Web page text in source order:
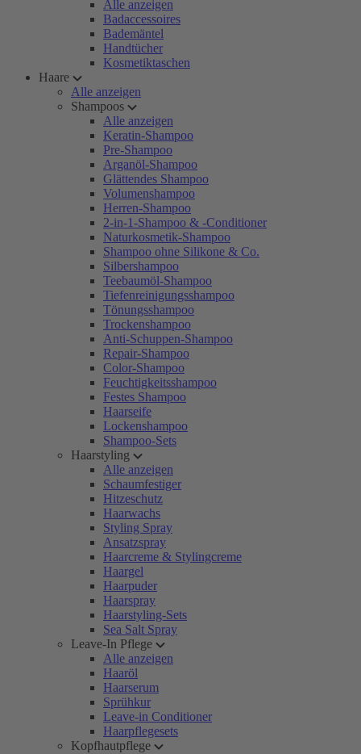
Alle anzeigen
Badaccessoires
Bademäntel
Handtücher
Kosmetiktaschen
Haare
Alle anzeigen
Shampoos
Alle anzeigen
Keratin-Shampoo
Pre-Shampoo
Arganöl-Shampoo
Glättendes Shampoo
Volumenshampoo
Herren-Shampoo
2-in-1-Shampoo & -Conditioner
Naturkosmetik-Shampoo
Shampoo ohne Silikone & Co.
Silbershampoo
Teebaumöl-Shampoo
Tiefenreinigungsshampoo
Tönungsshampoo
Trockenshampoo
Anti-Schuppen-Shampoo
Repair-Shampoo
Color-Shampoo
Feuchtigkeitsshampoo
Festes Shampoo
Haarseife
Lockenshampoo
Shampoo-Sets
Haarstyling
Alle anzeigen
Schaumfestiger
Hitzeschutz
Haarwachs
Styling Spray
Ansatzspray
Haarcreme & Stylingcreme
Haargel
Haarpuder
Haarspray
Haarstyling-Sets
Sea Salt Spray
Leave-In Pflege
Alle anzeigen
Haaröl
Haarserum
Sprühkur
Leave-in Conditioner
Haarpflegesets
Kopfhautpflege